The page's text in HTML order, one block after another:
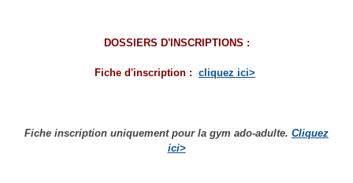
DOSSIERS D'INSCRIPTIONS :
Fiche d'inscription : cliquez ici>
Fiche inscription uniquement pour la gym ado-adulte. Cliquez
ici>